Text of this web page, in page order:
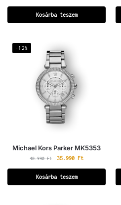
Kosárba teszem
-12%
Michael Kors Parker MK5353
40.990Ft 35.990 Ft
Kosárba teszem